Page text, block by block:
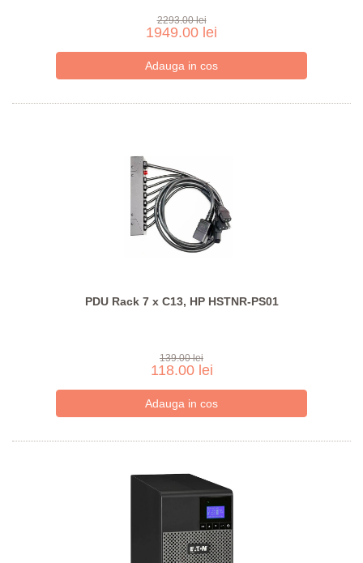
2293.00 lei
1949.00 lei
PDU Rack 7 x C13, HP HSTNR-PS01
139.00 lei
118.00 lei